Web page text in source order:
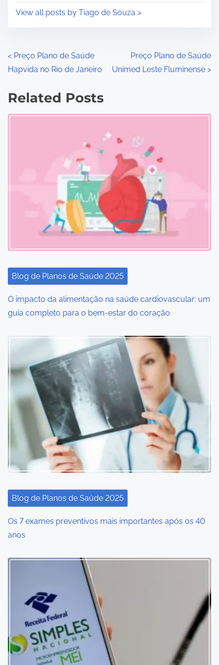
View all posts by Tiago de Souza >
P
o
s
t
a
t
i
o
< Preço Plano de Saúde
Hapvida no Rio de Janeiro
Preço Plano de Saúde
Unimed Leste Fluminense >
Related Posts
Blog de Planos de Saúde 2025
O impacto da alimentação na saúde cardiovascular: um
guia completo para o bem-estar do coração
Blog de Planos de Saúde 2025
Os 7 exames preventivos mais importantes após os 40
anos